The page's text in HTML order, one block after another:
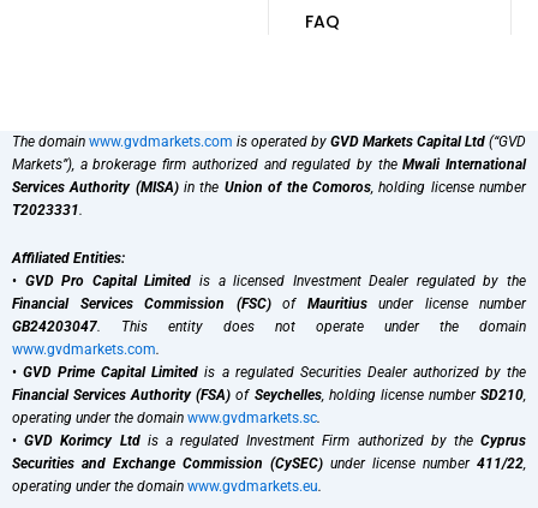
FAQ
The domain www.gvdmarkets.com is operated by GVD Markets Capital Ltd (“GVD
Markets”), a brokerage firm authorized and regulated by theMwali International
Services Authority (MISA)in the Union of the Comoros, holding license number
T2023331.
Affiliated Entities:
• GVD Pro Capital Limited is a licensed Investment Dealer regulated by the
Financial Services Commission (FSC)of Mauritiusunder license number
GB24203047. This entity does not operate under the domain
www.gvdmarkets.com.
•GVD Prime Capital Limited is a regulated Securities Dealer authorized by the
Financial Services Authority (FSA) of Seychelles, holding license numberSD210,
operating under the domain www.gvdmarkets.sc.
•GVD Korimcy Ltdis a regulated Investment Firm authorized by theCyprus
Securities and Exchange Commission (CySEC) under license number 411/22,
operating under the domain www.gvdmarkets.eu.